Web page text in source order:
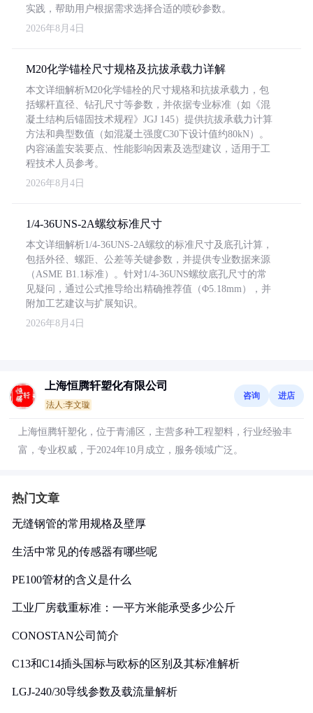
实践，帮助用户根据需求选择合适的喷砂参数。
2026年8月4日
M20化学锚栓尺寸规格及抗拔承载力详解
本文详细解析M20化学锚栓的尺寸规格和抗拔承载力，包
括螺杆直径、钻孔尺寸等参数，并依据专业标准（如《混
凝土结构后锚固技术规程》JGJ 145）提供抗拔承载力计算
方法和典型数值（如混凝土强度C30下设计值约80kN）。
内容涵盖安装要点、性能影响因素及选型建议，适用于工
程技术人员参考。
2026年8月4日
1/4-36UNS-2A螺纹标准尺寸
本文详细解析1/4-36UNS-2A螺纹的标准尺寸及底孔计算，
包括外径、螺距、公差等关键参数，并提供专业数据来源
（ASME B1.1标准）。针对1/4-36UNS螺纹底孔尺寸的常
见疑问，通过公式推导给出精确推荐值（Φ5.18mm），并
附加工艺建议与扩展知识。
2026年8月4日
上海恒腾轩塑化有限公司
法人:李文璇
咨询 进店
上海恒腾轩塑化，位于青浦区，主营多种工程塑料，行业经验丰
富，专业权威，于2024年10月成立，服务领域广泛。
热门文章
无缝钢管的常用规格及壁厚
生活中常见的传感器有哪些呢
PE100管材的含义是什么
工业厂房载重标准：一平方米能承受多少公斤
CONOSTAN公司简介
C13和C14插头国标与欧标的区别及其标准解析
LGJ-240/30导线参数及载流量解析